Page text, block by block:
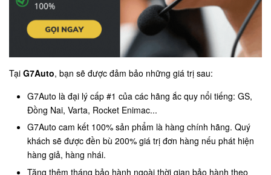
Tại G7Auto, bạn sẽ được đảm bảo những giá trị sau:
G7Auto là đại lý cấp #1 của các hãng ắc quy nổi tiếng: GS,
Đồng Nai, Varta, Rocket Enimac...
G7Auto cam kết 100% sản phẩm là hàng chính hãng. Quý
khách sẽ được đền bù 200% giá trị đơn hàng nếu phát hiện
hàng giả, hàng nhái.
Tặng thêm tháng bảo hành ngoài thời gian bảo hành theo